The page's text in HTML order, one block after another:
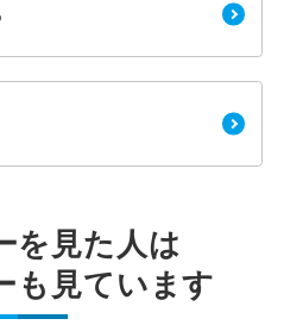
を見た人は
も見ています